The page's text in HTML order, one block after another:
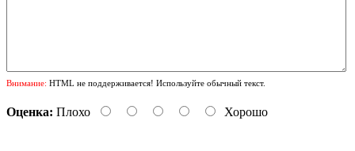
Внимание: HTML не поддерживается! Используйте обычный текст.
Оценка: Плохо Хорошо